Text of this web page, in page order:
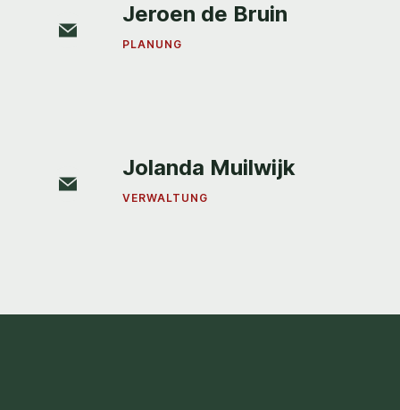
Jeroen de Bruin
PLANUNG
Jolanda Muilwijk
VERWALTUNG